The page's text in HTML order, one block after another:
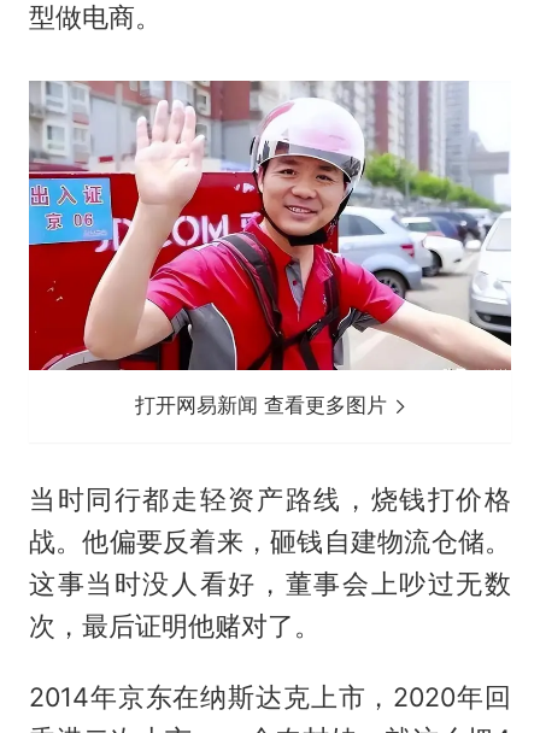
型做电商。
打开网易新闻 查看更多图片
当时同行都走轻资产路线，烧钱打价格
战。他偏要反着来，砸钱自建物流仓储。
这事当时没人看好，董事会上吵过无数
次，最后证明他赌对了。
2014年京东在纳斯达克上市，2020年回